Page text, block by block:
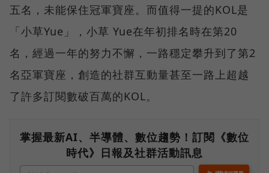
五名，未能保住冠軍寶座。而值得一提的KOL是
「小草Yue」，小草 Yue在年初排名時在第20
名，經過一年的努力不懈，一路穩定攀升到了第2
名亞軍寶座，創造的社群互動量甚至一路上超越
了許多訂閱數破百萬的KOL。
掌握最新AI、半導體、數位趨勢！訂閱《數位
時代》日報及社群活動訊息